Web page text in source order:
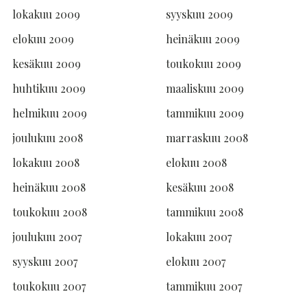
lokakuu 2009
syyskuu 2009
elokuu 2009
heinäkuu 2009
kesäkuu 2009
toukokuu 2009
huhtikuu 2009
maaliskuu 2009
helmikuu 2009
tammikuu 2009
joulukuu 2008
marraskuu 2008
lokakuu 2008
elokuu 2008
heinäkuu 2008
kesäkuu 2008
toukokuu 2008
tammikuu 2008
joulukuu 2007
lokakuu 2007
syyskuu 2007
elokuu 2007
toukokuu 2007
tammikuu 2007